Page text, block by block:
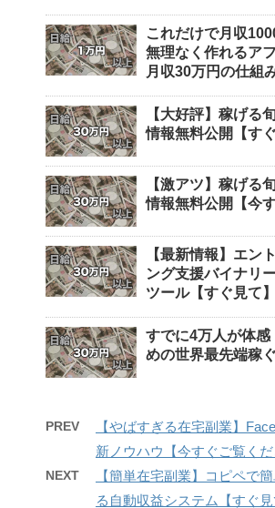
これだけで月収
無理なく作れるア
月収30万円の仕組
【大好評】稼げる
情報無料公開【すぐ
【激アツ】稼げる
情報無料公開【今
【最新情報】エン
ング支援バイナリ
ツール【すぐ見て】
すでに4万人が体感
めの世界最先端稼
PREV
【やばすぎる在宅副業】
新ノウハウ【今すぐご覧くだ
NEXT
【簡単在宅副業】コピペで
る自動収益システム【すぐ見